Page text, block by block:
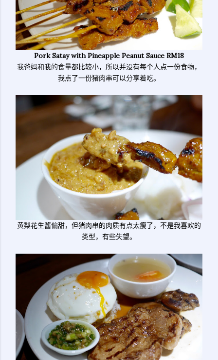
Pork Satay with Pineapple Peanut Sauce RM18
我爸妈和我的食量都比较小，所以并没有每个人点一份食物，
我点了一份猪肉串可以分享着吃。
黄梨花生酱偏甜，但猪肉串的肉质有点太瘦了，不是我喜欢的
类型，有些失望。